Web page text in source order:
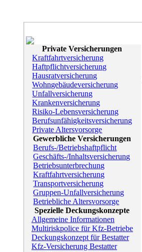
Private Versicherungen
Kraftfahrtversicherung
Haftpflichtversicherung
Hausratversicherung
Wohngebäudeversicherung
Unfallversicherung
Krankenversicherung
Risiko-Lebensversicherung
Berufsunfähigkeitsversicherung
Private Altersvorsorge
Gewerbliche Versicherungen
Berufs-/Betriebshaftpflicht
Geschäfts-/Inhaltsversicherung
Betriebsunterbrechung
Kraftfahrtversicherung
Transportversicherung
Gruppen-Unfallversicherung
Betriebliche Altersvorsorge
Spezielle Deckungskonzepte
Allgemeine Informationen
Multiriskpolice für Kfz-Betriebe
Deckungskonzept für Bestatter
Kfz-Versicherung Bestatter